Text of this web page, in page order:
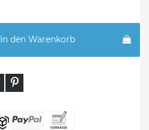
In den Warenkorb